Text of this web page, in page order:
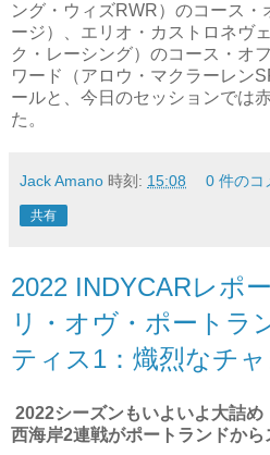
ング・ウィズRWR）のコース・
ージ）、エリオ・カストロネヴ
ク・レーシング）のコース・オ
ワード（アロウ・マクラーレン
ールと、今日のセッションでは
た。
Jack Amano 時刻: 15:08 0 件のコ
共有
2022 INDYCARレポ
リ・オヴ・ポートラ
ティス1：熾烈なチ
2022シーズンもいよいよ大詰め
西海岸2連戦がポートランドから